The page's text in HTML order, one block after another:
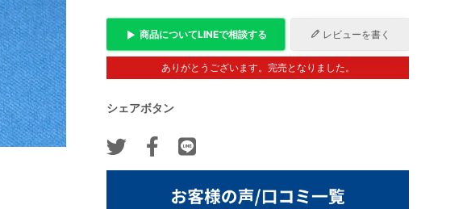
商品についてLINEで相談する レビューを書く
ありがとうございます。完売となりました。
シェアボタン